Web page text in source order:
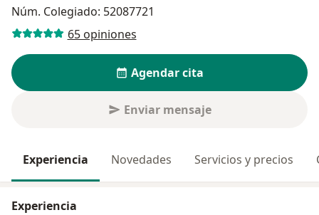
Núm. Colegiado: 52087721
65 opiniones
Agendar cita
Enviar mensaje
Experiencia Novedades Servicios y precios
Experiencia